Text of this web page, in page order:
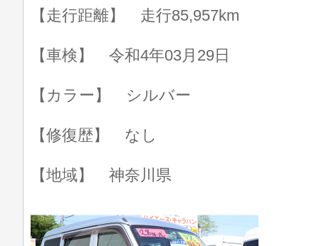
【走行距離】 走行85,957km
【車検】 令和4年03月29日
【カラー】 シルバー
【修復歴】 なし
【地域】 神奈川県